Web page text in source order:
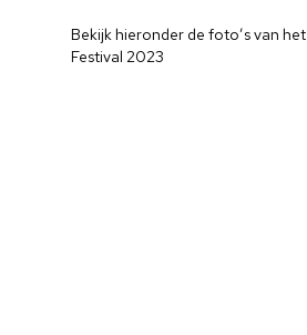
Bekijk hieronder de foto’s van
Festival 2023